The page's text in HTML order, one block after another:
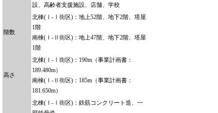
設、高齢者支援施設、店舗、学校
階数
北棟(Ⅰ-Ⅰ街区)：地上52階、地下2階、塔屋
1階
南棟(Ⅰ-Ⅱ街区)：地上47階、地下2階、塔屋
1階
高さ
北棟(Ⅰ-Ⅰ街区)：190m（事業計画書：
189.480m）
南棟(Ⅰ-Ⅱ街区)：185m（事業計画書：
181.650m）
北棟(Ⅰ-Ⅰ街区)：鉄筋コンクリート造、一